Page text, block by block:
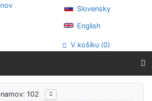
webovej prístupnosti
Slovensky
English
V košíku (0)
vyhľadávania
102